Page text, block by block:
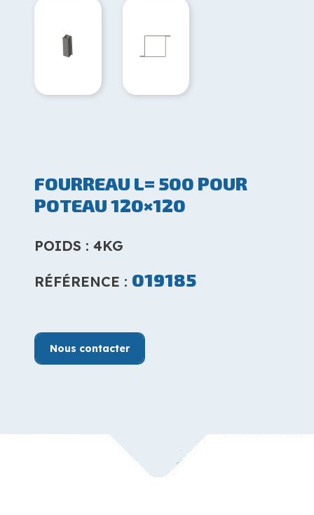
FOURREAU L= 500 POUR
POTEAU 120×120
POIDS : 4KG
RÉFÉRENCE : 019185
Nous contacter